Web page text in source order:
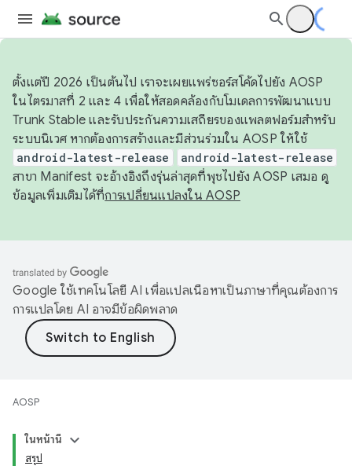
ตั้งแต่ปี 2026 เป็นต้นไป เราจะเผยแพร่ซอร์สโค้ดไปยัง AOSP
ในไตรมาสที่ 2 และ 4 เพื่อให้สอดคล้องกับโมเดลการพัฒนาแบบ
Trunk Stable และรับประกันความเสถียรของแพลตฟอร์มสำหรับ
ระบบนิเวศ หากต้องการสร้างและมีส่วนร่วมใน AOSP ให้ใช้
android-latest-release android-latest-release
สาขา Manifest จะอ้างอิงถึงรุ่นล่าสุดที่พุชไปยัง AOSP เสมอ ดู
ข้อมูลเพิ่มเติมได้ที่การเปลี่ยนแปลงใน AOSP
Google ใช้เทคโนโลยี AI เพื่อแปลเนื้อหาเป็นภาษาที่คุณต้องการ
การแปลโดย AI อาจมีข้อผิดพลาด
AOSP
ในหน้านี้
สรุป